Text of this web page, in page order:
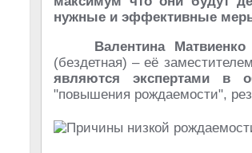
нужные и эффективные
Валентина Матвиенко
(бездетная) – её
являются экспертами в
"повышения рождаемости",